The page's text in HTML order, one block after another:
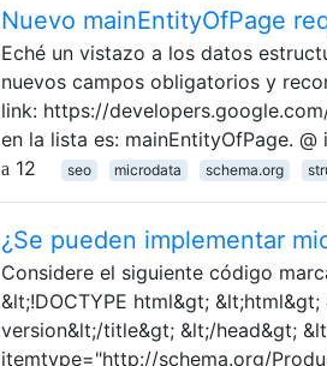
Nuevo mainEntityOfPage
Eché un vistazo a los datos
nuevos campos obligatorios y
link: https://
en la lista es: mainEntityOfPage.
12
seo microdata schema.org
¿Se pueden implementar
Considere el siguiente código
&lt;!DOCTYPE html&gt;
version&lt;/title&gt; &lt;/head&gt;
itemtype="http://schema.org/